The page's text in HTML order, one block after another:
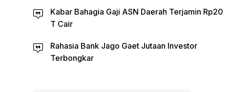
Kabar Bahagia Gaji ASN Daerah Terjamin Rp20
T Cair
Rahasia Bank Jago Gaet Jutaan Investor
Terbongkar